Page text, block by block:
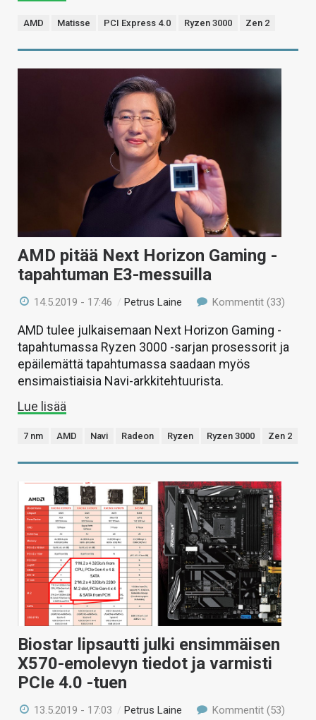
AMD Matisse PCI Express 4.0 Ryzen 3000 Zen 2
AMD pitää Next Horizon Gaming -
tapahtuman E3-messuilla
14.5.2019 - 17:46 /Petrus Laine Kommentit (33)
AMD tulee julkaisemaan Next Horizon Gaming -
tapahtumassa Ryzen 3000 -sarjan prosessorit ja
epäilemättä tapahtumassa saadaan myös
ensimaistiaisia Navi-arkkitehtuurista.
Lue lisää
7 nm AMD Navi Radeon Ryzen Ryzen 3000 Zen 2
Biostar lipsautti julki ensimmäisen
X570-emolevyn tiedot ja varmisti
PCIe 4.0 -tuen
13.5.2019 - 17:03 /Petrus Laine Kommentit (53)